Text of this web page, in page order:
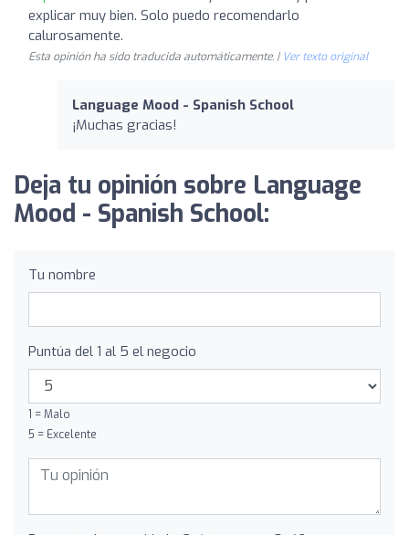
explicar muy bien. Solo puedo recomendarlo
calurosamente.
Esta opinión ha sido traducida automáticamente. | Ver texto original
Language Mood - Spanish School
¡Muchas gracias!
Deja tu opinión sobre Language
Mood - Spanish School:
Tu nombre
Puntúa del 1 al 5 el negocio
1 = Malo
5 = Excelente